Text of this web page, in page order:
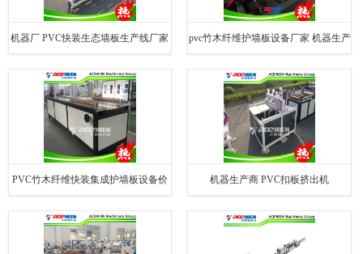
机器厂 PVC快装生态墙板生产线厂家 pvc竹木纤维护墙板设备厂家 机器生产
PVC竹木纤维快装集成护墙板设备价 机器生产商 PVC扣板挤出机